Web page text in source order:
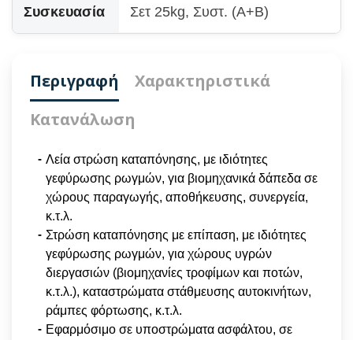
Συσκευασία Σετ 25kg, Συστ. (A+Β)
Περιγραφή
Χαρακτηριστικά
Κατανάλωση
Λεία στρώση καταπόνησης, με ιδιότητες
γεφύρωσης ρωγμών, για βιομηχανικά δάπεδα σε
χώρους παραγωγής, αποθήκευσης, συνεργεία,
κ.τ.λ.
Στρώση καταπόνησης με επίπαση, με ιδιότητες
γεφύρωσης ρωγμών, για χώρους υγρών
διεργασιών (βιομηχανίες τροφίμων και ποτών,
κ.τ.λ.), καταστρώματα στάθμευσης αυτοκινήτων,
ράμπες φόρτωσης, κ.τ.λ.
Εφαρμόσιμο σε υποστρώματα ασφάλτου, σε